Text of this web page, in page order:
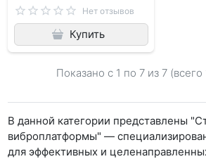
Нет отзывов
Купить
Показано с 1 по 7 из 7
В данной категории представлены
виброплатформы" —
для эффективных и